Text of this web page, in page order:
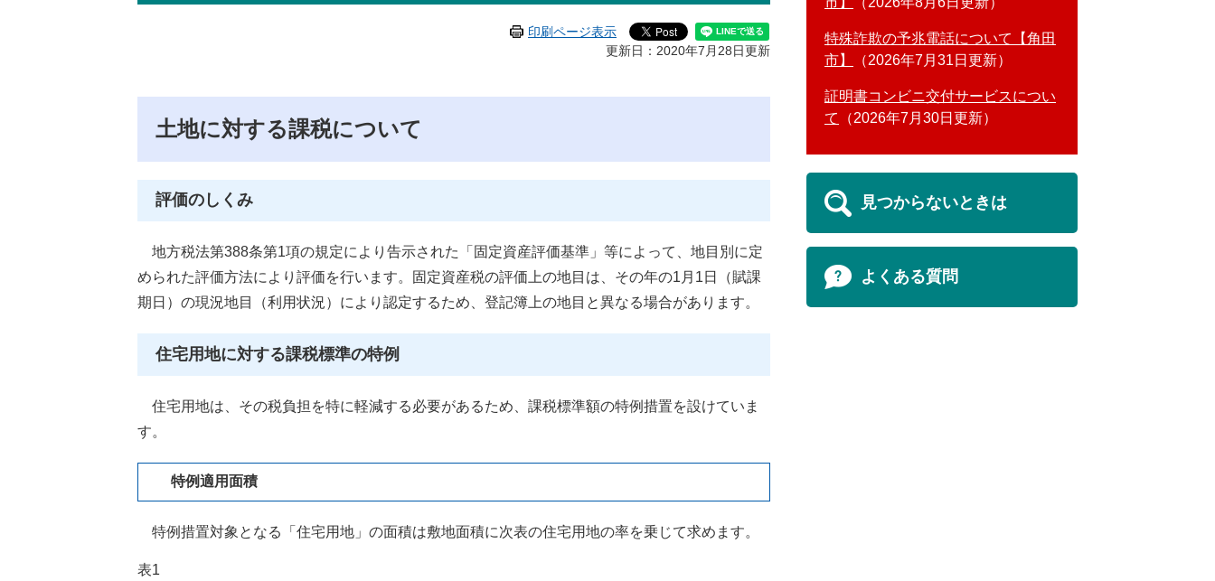
印刷ページ表示
更新日：2020年7月28日更新
土地に対する課税について
評価のしくみ
地方税法第388条第1項の規定により告示された「固定資産評価基準」等によって、地目別に定
められた評価方法により評価を行います。固定資産税の評価上の地目は、その年の1月1日（賦課
期日）の現況地目（利用状況）により認定するため、登記簿上の地目と異なる場合があります。
住宅用地に対する課税標準の特例
住宅用地は、その税負担を特に軽減する必要があるため、課税標準額の特例措置を設けていま
す。
特例適用面積
特例措置対象となる「住宅用地」の面積は敷地面積に次表の住宅用地の率を乗じて求めます。
表1
特殊詐欺の予兆電話について【角田
市】
2026年7月31日更新
証明書コンビニ交付サービスについ
て
2026年7月30日更新
見つからないときは
よくある質問